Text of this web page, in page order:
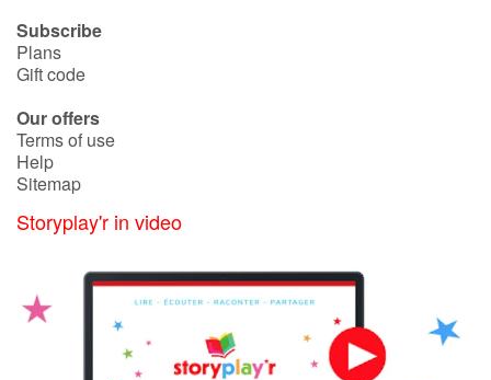
Subscribe
Plans
Gift code
Our offers
Terms of use
Help
Sitemap
Storyplay'r in video